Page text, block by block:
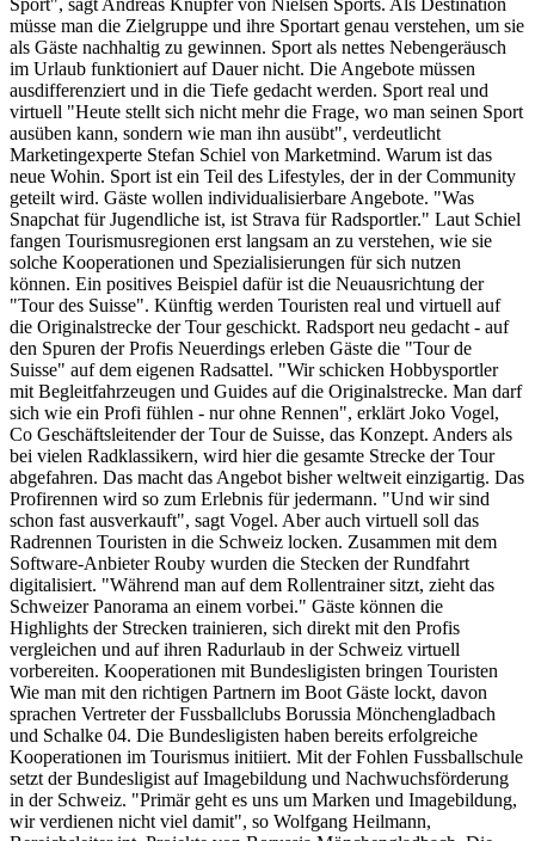
müsse man die Zielgruppe und ihre Sportart genau verstehen, um sie
als Gäste nachhaltig zu gewinnen. Sport als nettes Nebengeräusch
im Urlaub funktioniert auf Dauer nicht. Die Angebote müssen
ausdifferenziert und in die Tiefe gedacht werden. Sport real und
virtuell "Heute stellt sich nicht mehr die Frage, wo man seinen Sport
ausüben kann, sondern wie man ihn ausübt", verdeutlicht
Marketingexperte Stefan Schiel von Marketmind. Warum ist das
neue Wohin. Sport ist ein Teil des Lifestyles, der in der Community
geteilt wird. Gäste wollen individualisierbare Angebote. "Was
Snapchat für Jugendliche ist, ist Strava für Radsportler." Laut Schiel
fangen Tourismusregionen erst langsam an zu verstehen, wie sie
solche Kooperationen und Spezialisierungen für sich nutzen
können. Ein positives Beispiel dafür ist die Neuausrichtung der
"Tour des Suisse". Künftig werden Touristen real und virtuell auf
die Originalstrecke der Tour geschickt. Radsport neu gedacht - auf
den Spuren der Profis Neuerdings erleben Gäste die "Tour de
Suisse" auf dem eigenen Radsattel. "Wir schicken Hobbysportler
mit Begleitfahrzeugen und Guides auf die Originalstrecke. Man darf
sich wie ein Profi fühlen - nur ohne Rennen", erklärt Joko Vogel,
Co Geschäftsleitender der Tour de Suisse, das Konzept. Anders als
bei vielen Radklassikern, wird hier die gesamte Strecke der Tour
abgefahren. Das macht das Angebot bisher weltweit einzigartig. Das
Profirennen wird so zum Erlebnis für jedermann. "Und wir sind
schon fast ausverkauft", sagt Vogel. Aber auch virtuell soll das
Radrennen Touristen in die Schweiz locken. Zusammen mit dem
Software-Anbieter Rouby wurden die Stecken der Rundfahrt
digitalisiert. "Während man auf dem Rollentrainer sitzt, zieht das
Schweizer Panorama an einem vorbei." Gäste können die
Highlights der Strecken trainieren, sich direkt mit den Profis
vergleichen und auf ihren Radurlaub in der Schweiz virtuell
vorbereiten. Kooperationen mit Bundesligisten bringen Touristen
Wie man mit den richtigen Partnern im Boot Gäste lockt, davon
sprachen Vertreter der Fussballclubs Borussia Mönchengladbach
und Schalke 04. Die Bundesligisten haben bereits erfolgreiche
Kooperationen im Tourismus initiiert. Mit der Fohlen Fussballschule
setzt der Bundesligist auf Imagebildung und Nachwuchsförderung
in der Schweiz. "Primär geht es uns um Marken und Imagebildung,
wir verdienen nicht viel damit", so Wolfgang Heilmann,